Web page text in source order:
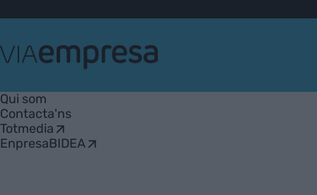
Empresa
Qui som
Contacta'ns
Totmedia
EnpresaBIDEA